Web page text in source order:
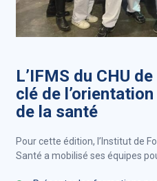
L’IFMS du CHU
clé de
de la santé
Pour cette édition, l’Institut de
Santé a mobilisé ses équipes